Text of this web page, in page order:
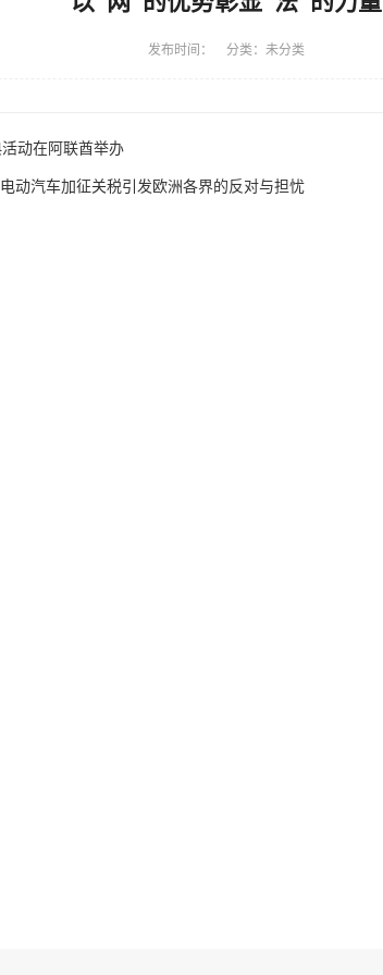
发布时间： 分类：未分类
动在阿联酋举办
电动汽车加征关税引发欧洲各界的反对与担忧